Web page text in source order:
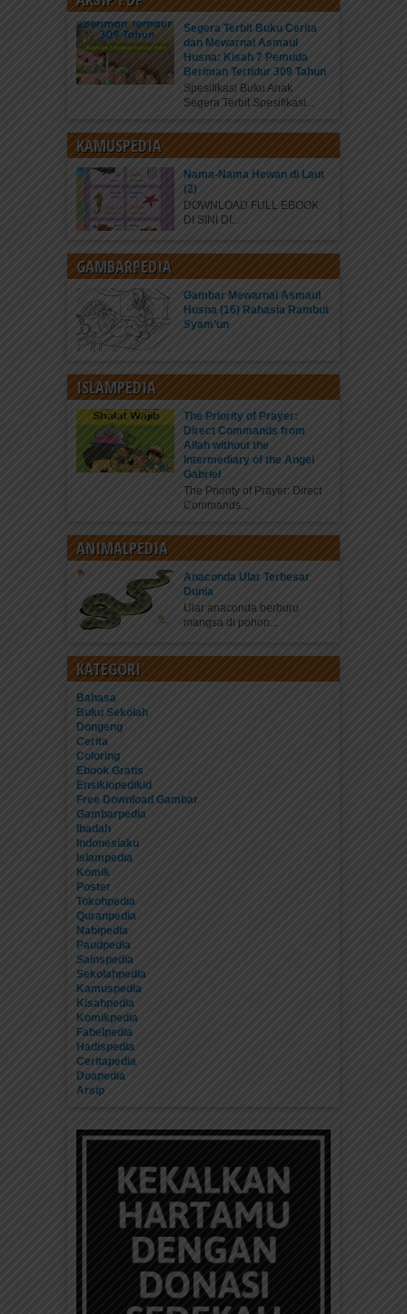
Segera Terbit Buku Cerita
dan Mewarnai Asmaul
Husna: Kisah 7 Pemuda
Beriman Tertidur 309 Tahun
Spesifikasi Buku Anak
Segera Terbit Spesifikasi...
KAMUSPEDIA
Nama-Nama Hewan di Laut
(2)
DOWNLOAD FULL EBOOK
DI SINI DI...
GAMBARPEDIA
Gambar Mewarnai Asmaul
Husna (16) Rahasia Rambut
Syam’un
ISLAMPEDIA
The Priority of Prayer:
Direct Commands from
Allah without the
Intermediary of the Angel
Gabriel
The Priority of Prayer: Direct
Commands...
ANIMALPEDIA
Anaconda Ular Terbesar
Dunia
Ular anaconda berburu
mangsa di pohon...
KATEGORI
Bahasa
Buku Sekolah
Dongeng
Cerita
Coloring
Ebook Gratis
Ensiklopedikid
Free Download Gambar
Gambarpedia
Ibadah
Indonesiaku
Islampedia
Komik
Poster
Tokohpedia
Quranpedia
Nabipedia
Paudpedia
Sainspedia
Sekolahpedia
Kamuspedia
Kisahpedia
Komikpedia
Fabelpedia
Hadispedia
Ceritapedia
Doapedia
Arsip